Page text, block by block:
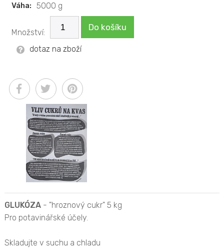
Váha: 5000 g
Množství: Do košíku
dotaz na zboží
GLUKÓZA- "hroznový cukr" 5 kg
Pro potavinářské účely.
Skladujte v suchu a chladu